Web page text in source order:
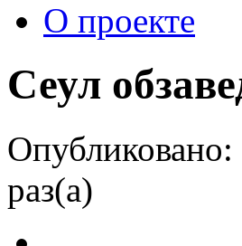
О проекте
Сеул
раз(а)